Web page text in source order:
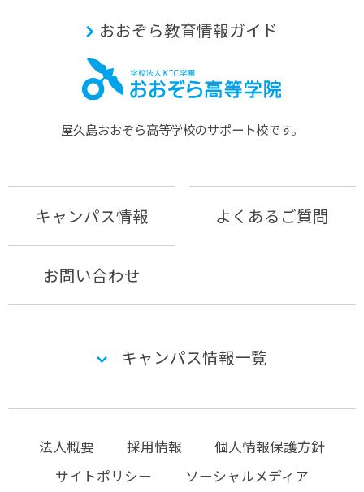
おおぞら教育情報ガイド
屋久島おおぞら⾼等学校のサポート校です。
キャンパス情報 よくあるご質問
お問い合わせ
キャンパス情報一覧
法人概要 採用情報
個人情報保護方針
サイトポリシー
ソーシャルメディア